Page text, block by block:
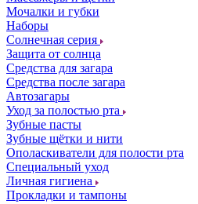
Мочалки и губки
Наборы
Солнечная серия
Защита от солнца
Средства для загара
Средства после загара
Автозагары
Уход за полостью рта
Зубные пасты
Зубные щётки и нити
Ополаскиватели для полости рта
Специальный уход
Личная гигиена
Прокладки и тампоны